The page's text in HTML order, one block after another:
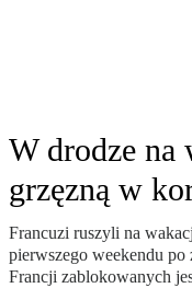
W drodze na
grzęzną w
Francuzi ruszyli na
pierwszego weekendu po
Francji zablokowanych